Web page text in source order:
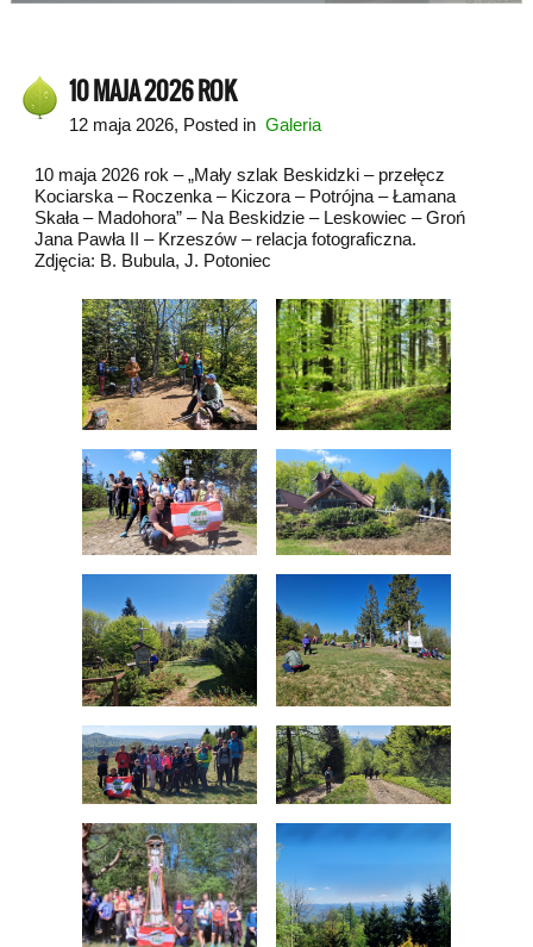
10 MAJA 2026 ROK
12 maja 2026, Posted in Galeria
10 maja 2026 rok – „Mały szlak Beskidzki – przełęcz
Kociarska – Roczenka – Kiczora – Potrójna – Łamana
Skała – Madohora” – Na Beskidzie – Leskowiec – Groń
Jana Pawła II – Krzeszów – relacja fotograficzna.
Zdjęcia: B. Bubula, J. Potoniec